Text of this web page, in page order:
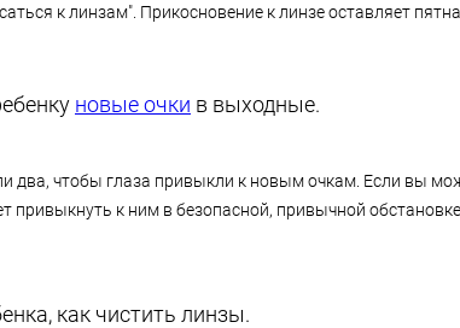
к линзам". Прикосновение к линзе оставляет пятна.
новые очки в выходные.
два, чтобы глаза привыкли к новым очкам. Если вы
привыкнуть к ним в безопасной, привычной
как чистить линзы.